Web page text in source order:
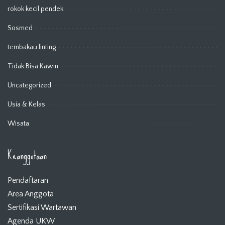
rokok kecil pendek
Sosmed
tembakau linting
Tidak Bisa Kawin
Uncategorized
Usia & Kelas
Wisata
Keanggotaan
Pendaftaran
Area Anggota
Sertifikasi Wartawan
Agenda UKW